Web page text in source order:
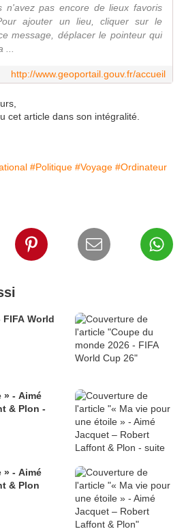
n'avez pas encore de lieux favoris
ajouter un lieu, cliquer sur le
message, déplacer le pointeur qui
http://www.geoportail.gouv.fr/accueil
cet article dans son intégralité.
#Politique #Voyage #Ordinateur
World
» - Aimé
& Plon -
» - Aimé
& Plon